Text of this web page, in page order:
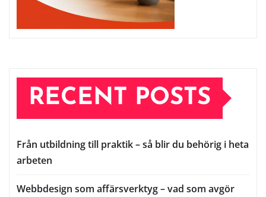
RECENT POSTS
Från utbildning till praktik – så blir du behörig i heta
arbeten
Webbdesign som affärsverktyg – vad som avgör